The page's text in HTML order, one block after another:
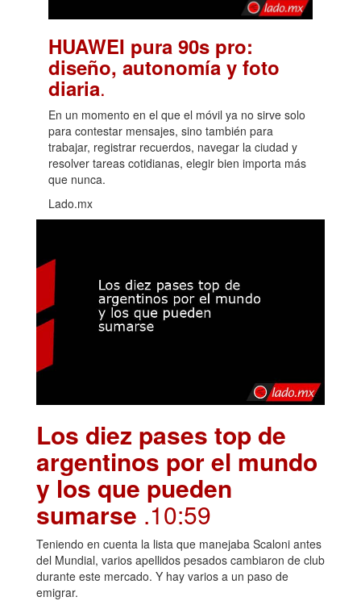
HUAWEI pura 90s pro:
diseño, autonomía y foto
diaria.
En un momento en el que el móvil ya no sirve solo
para contestar mensajes, sino también para
trabajar, registrar recuerdos, navegar la ciudad y
resolver tareas cotidianas, elegir bien importa más
que nunca.
Lado.mx
Los diez pases top de
argentinos por el mundo
y los que pueden
sumarse .10:59
Teniendo en cuenta la lista que manejaba Scaloni antes
del Mundial, varios apellidos pesados cambiaron de club
durante este mercado. Y hay varios a un paso de
emigrar.